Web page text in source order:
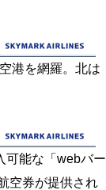
港を網羅。北は
可能な「webバー
空券が提供され